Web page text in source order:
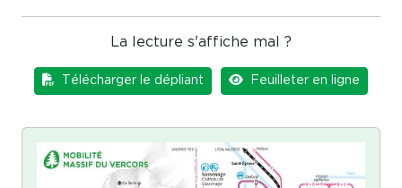
La lecture s'affiche mal ?
Télécharger le dépliant Feuilleter en ligne